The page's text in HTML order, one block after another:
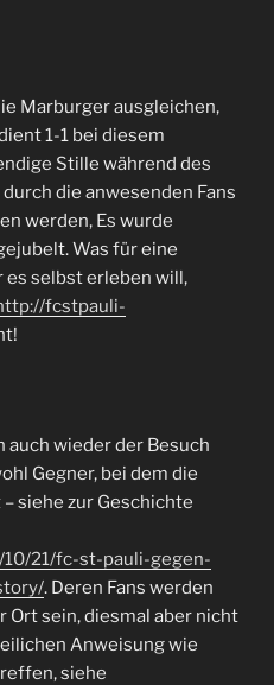
Marburger ausgleichen,
1-1 bei diesem
Stille während des
die anwesenden Fans
werden, Es wurde
Was für eine
es selbst erleben will,
fcstpauli-
wieder der Besuch
Gegner, bei dem die
siehe zur Geschichte
21/fc-st-pauli-gegen-
. Deren Fans werden
Ort sein, diesmal aber nicht
Anweisung wie
siehe